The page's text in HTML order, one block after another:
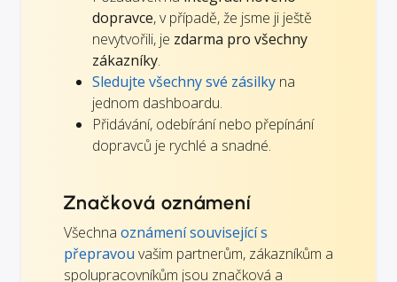
dopravce, v případě, že jsme ji ještě
nevytvořili, je zdarma pro všechny
zákazníky.
Sledujte všechny své zásilky na
jednom dashboardu.
Přidávání, odebírání nebo přepínání
dopravců je rychlé a snadné.
Značková oznámení
Všechna oznámení související s
přepravou vašim partnerům, zákazníkům a
spolupracovníkům jsou značková a